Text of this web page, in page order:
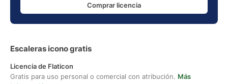
Comprar licencia
Escaleras icono gratis
Licencia de Flaticon
Gratis para uso personal o comercial con atribución. Más